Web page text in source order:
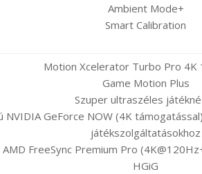
Ambient Mode+
Smart Calibration
Motion Xcelerator Turbo Pro 4K
Game Motion Plus
Szuper ultraszéles
NVIDIA GeForce NOW (4K
játékszolgáltatásokhoz
AMD FreeSync Premium Pro
HGiG